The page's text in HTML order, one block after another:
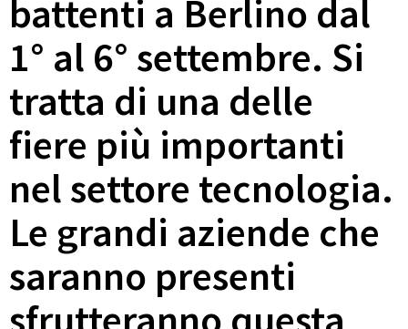
battenti a Berlino dal
1° al 6° settembre. Si
tratta di una delle
fiere più importanti
nel settore tecnologia.
Le grandi aziende che
saranno presenti